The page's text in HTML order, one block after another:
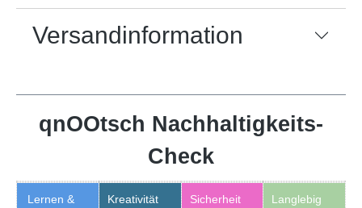
Versandinformation
qnOOtsch Nachhaltigkeits-
Check
Lernen &
Kreativität Sicherheit Langlebig